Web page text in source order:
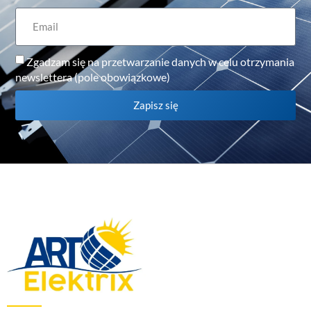
Zgadzam się na przetwarzanie danych w celu otrzymania
newslettera (pole obowiązkowe)
Zapisz się